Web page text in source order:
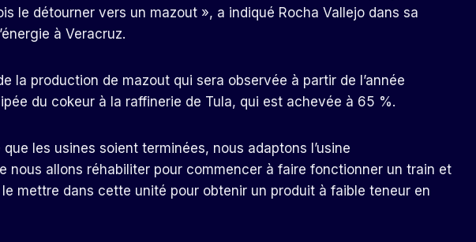
le détourner vers un mazout », a indiqué Rocha Vallejo dans sa
à Veracruz.
la production de mazout qui sera observée à partir de l’année
du cokeur à la raffinerie de Tula, qui est achevée à 65 %.
les usines soient terminées, nous adaptons l’usine
nous allons réhabiliter pour commencer à faire fonctionner un train et
mettre dans cette unité pour obtenir un produit à faible teneur en